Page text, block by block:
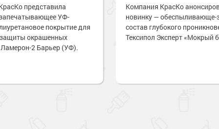
представила
УФ-
покрытие для
окрашенных
2 Барьер (УФ).
Компания КрасКо
новинку —
состав глубокого
Тексипол Эксперт «Мокрый